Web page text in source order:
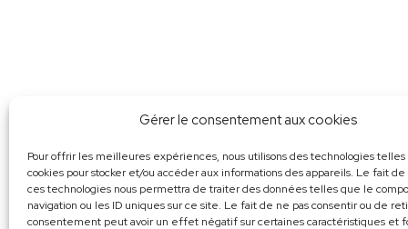
Gérer le consentement aux cookies
Pour offrir les meilleures expériences, nous utilisons des technologies
cookies pour stocker et/ou accéder aux informations des appareils. Le fait de
ces technologies nous permettra de traiter des données telles que le
navigation ou les ID uniques sur ce site. Le fait de ne pas consentir ou de
consentement peut avoir un effet négatif sur certaines caractéristiques et